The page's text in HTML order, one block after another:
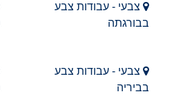
צבעי - עבודות צבע
בבורגתה
צבעי - עבודות צבע
בביריה